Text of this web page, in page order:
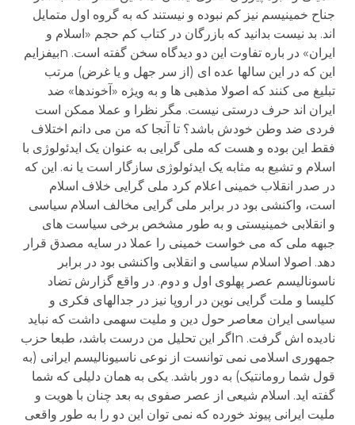
جناح خمینیسم نیز کم نبوده و نیستند که به گروه اول متمایل
اند. بد نیست بدانید که بازرگان در کتاب کم حجم «اسلام و
ایران» در باره تفاوت این دو دیدگاه سخن گفته است. nبیفزایم
این که در این سالها عده ای (از سر جهل و یا غرض) مرتب
تبلیغ می کنند که اصولا مذهبی ها و به ویژه «آخوندها» ضد
ایران اند حرف درستی نیست. مگر نظرا و عملا ممکن است
فردی ضد وطن خودش باشد؟ تا آنجا که من می دانم اختلاف
فقط این بوده و هست که ملی گرایی به عنوان یک ایدئولوژی با
اسلام و تشیع به مثابه یک ایدئولوژی سازگار است یا نه. این که
در صدر انقلاب خمینی اعلام کرد ملی گرایی خلاف اسلام
است، واکنشی بود در برابر ملی گرایی مخالف اسلام سیاسی
و انقلابی خمینیستی و به طور مشخص برخی سیاست های
جبهه ملی که می خواست خمینی را عملا در سایه مصدق قرار
دهد. اصولا اسلام سیاسی و انقلابی واکنشی بود در برابر
ناسونالیسم عصر پهلوی اول و دوم. در واقع گزارش تضاد
کلیسا و ملت گرایی نوین در اروپا نیز در جدالهای فکری و
سیاسی ایران معاصر حول دین و ملیت سهمی داشت که نباید
نادیده اش گرفت. nاگر این تحلیل من درست باشد، طبعا حزب
جمهوری اسلامی نمی توانست از نوعی ناسیونالیسم ایرانی (به
قول شما رومانتیک) به دور باشد. یکی به همان دلیلی که شما
گفته اید. اسلام شیعی از عصر صفوی به بعد چنان با هویت و
ملیت ایرانی پیوند خورده که نمی توان این دو را به طور واقعی